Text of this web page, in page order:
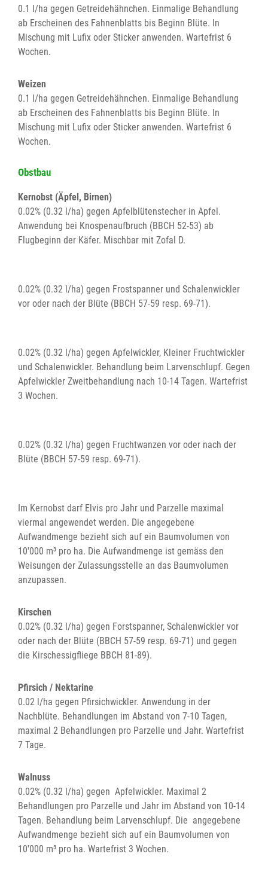
0.1 l/ha gegen Getreidehähnchen. Einmalige Behandlung
ab Erscheinen des Fahnenblatts bis Beginn Blüte. In
Mischung mit Lufix oder Sticker anwenden. Wartefrist 6
Wochen.
Weizen
0.1 l/ha gegen Getreidehähnchen. Einmalige Behandlung
ab Erscheinen des Fahnenblatts bis Beginn Blüte. In
Mischung mit Lufix oder Sticker anwenden. Wartefrist 6
Wochen.
Obstbau
Kernobst (Äpfel, Birnen)
0.02% (0.32 l/ha) gegen Apfelblütenstecher in Apfel.
Anwendung bei Knospenaufbruch (BBCH 52-53) ab
Flugbeginn der Käfer. Mischbar mit Zofal D.
0.02% (0.32 l/ha) gegen Frostspanner und Schalenwickler
vor oder nach der Blüte (BBCH 57-59 resp. 69-71).
0.02% (0.32 l/ha) gegen Apfelwickler, Kleiner Fruchtwickler
und Schalenwickler. Behandlung beim Larvenschlupf. Gegen
Apfelwickler Zweitbehandlung nach 10-14 Tagen. Wartefrist
3 Wochen.
0.02% (0.32 l/ha) gegen Fruchtwanzen vor oder nach der
Blüte (BBCH 57-59 resp. 69-71).
Im Kernobst darf Elvis pro Jahr und Parzelle maximal
viermal angewendet werden. Die angegebene
Aufwandmenge bezieht sich auf ein Baumvolumen von
10'000 m³ pro ha. Die Aufwandmenge ist gemäss den
Weisungen der Zulassungsstelle an das Baumvolumen
anzupassen.
Kirschen
0.02% (0.32 l/ha) gegen Forstspanner, Schalenwickler vor
oder nach der Blüte (BBCH 57-59 resp. 69-71) und gegen
die Kirschessigfliege BBCH 81-89).
Pfirsich / Nektarine
0.02 l/ha gegen Pfirsichwickler. Anwendung in der
Nachblüte. Behandlungen im Abstand von 7-10 Tagen,
maximal 2 Behandlungen pro Parzelle und Jahr. Wartefrist
7 Tage.
Walnuss
0.02% (0.32 l/ha) gegen Apfelwickler. Maximal 2
Behandlungen pro Parzelle und Jahr im Abstand von 10-14
Tagen. Behandlung beim Larvenschlupf. Die angegebene
Aufwandmenge bezieht sich auf ein Baumvolumen von
10'000 m³ pro ha. Wartefrist 3 Wochen.